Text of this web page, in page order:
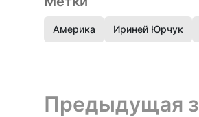
Америка Ириней Юрчук
Предыдущая запись и
Предыдущая